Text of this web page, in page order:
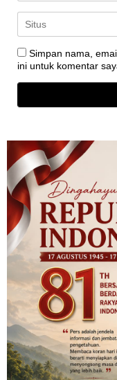
Simpan nama,
ini untuk komentar